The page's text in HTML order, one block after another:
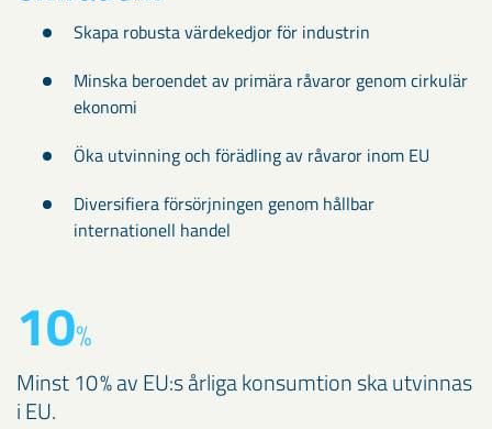
Skapa robusta värdekedjor för industrin
Minska beroendet av primära råvaror genom cirkulär
ekonomi
Öka utvinning och förädling av råvaror inom EU
Diversifiera försörjningen genom hållbar
internationell handel
10%
Minst 10 % av EU:s årliga konsumtion ska utvinnas
i EU.